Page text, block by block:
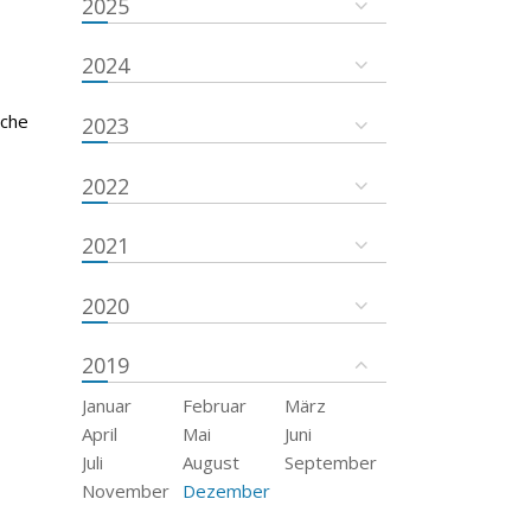
2024
2023
2022
2021
2020
2019
Januar Februar
März
April
Mai
Juni
Juli
August
September
November
Dezember